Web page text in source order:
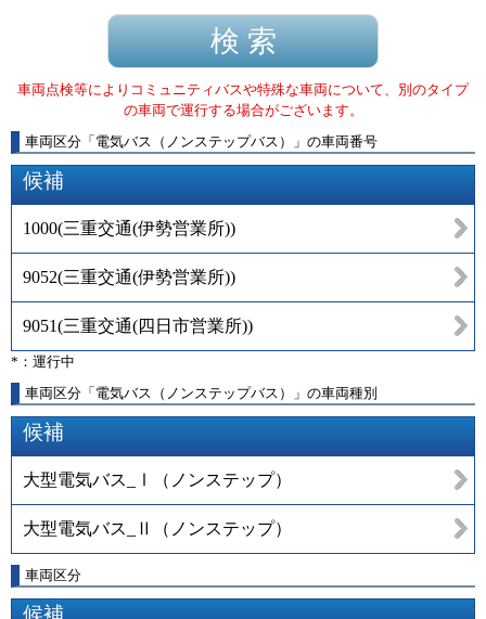
車両点検等によりコミュニティバスや特殊な車両について、別のタイプ
の車両で運行する場合がございます。
車両区分 「 電気バス（ノンステップバス） 」 の車両番号
候補
1000(三重交通(伊勢営業所))
9052(三重交通(伊勢営業所))
9051(三重交通(四日市営業所))
*：運行中
車両区分「電気バス（ノンステップバス）」の車両種別
候補
大型電気バス_Ⅰ（ノンステップ）
大型電気バス_Ⅱ（ノンステップ）
車両区分
候補